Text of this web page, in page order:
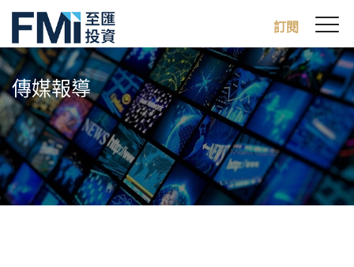
Skip
to
main
content
訂閱
傳媒報導